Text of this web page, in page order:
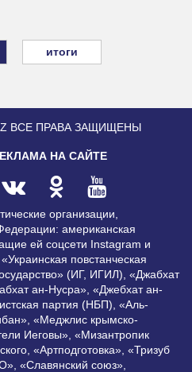
итоги
ВСЕ ПРАВА ЗАЩИЩЕНЫ
НА САЙТЕ
организации,
американская
ей соцсети Instagram и
повстанческая
(ИГ, ИГИЛ), «Джабхат
ан-Нусра», «Джебхат ан-
партия (НБП), «Аль-
«Меджлис крымско-
Иеговы», «Мизантропик
«Артподготовка», «Тризуб
«Славянский союз»,